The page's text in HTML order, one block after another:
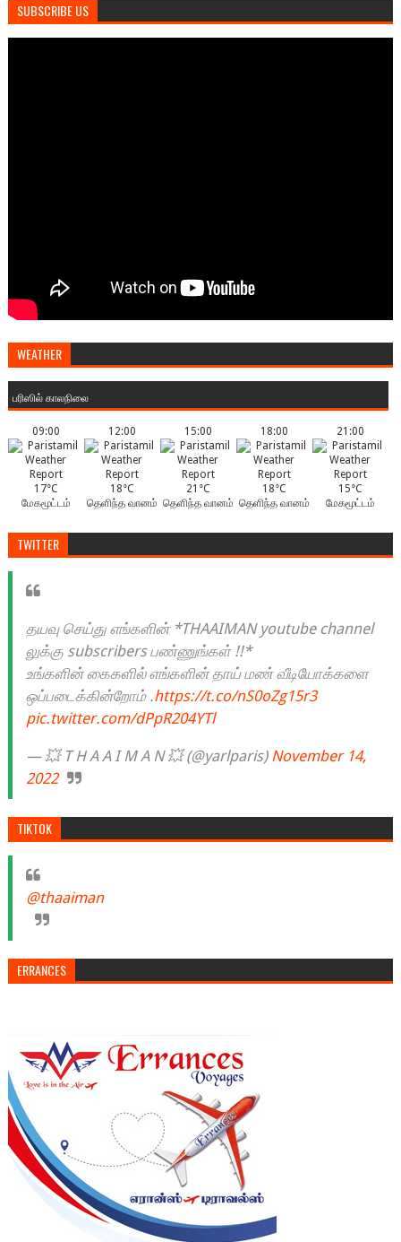
SUBSCRIBE US
WEATHER
பரிஸில் காலநிலை
09:00
17°C
மேகமூட்டம்
12:00
18°C
தெளிந்த வானம்
15:00
21°C
தெளிந்த வானம்
18:00
18°C
தெளிந்த வானம்
21:00
15°C
மேகமூட்டம்
TWITTER
தயவு செய்து எங்களின் *THAAIMAN youtube channel
லுக்கு subscribers பண்ணுங்கள் !!*
உங்களின் கைகளில் எங்களின் தாய் மண் வீடியோக்களை
ஒப்படைக்கின்றோம் .https://t.co/nS0oZg15r3
pic.twitter.com/dPpR204YTl
— 💥 T H A A I M A N 💥 (@yarlparis) November 14,
2022
TIKTOK
@thaaiman
ERRANCES